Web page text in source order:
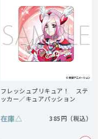
フレッシュプリキュア！ ステ
ッカー／キュアパッション
在庫△ 385円